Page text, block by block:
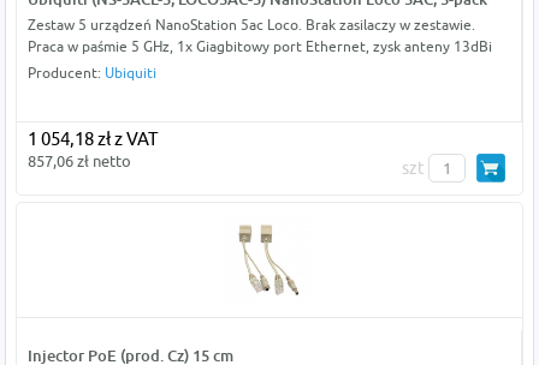
Zestaw 5 urządzeń NanoStation 5ac Loco. Brak zasilaczy w zestawie.
Praca w paśmie 5 GHz, 1x Giagbitowy port Ethernet, zysk anteny 13dBi
Producent: Ubiquiti
1 054,18 zł z VAT
857,06 zł netto szt
Injector PoE (prod. Cz) 15 cm